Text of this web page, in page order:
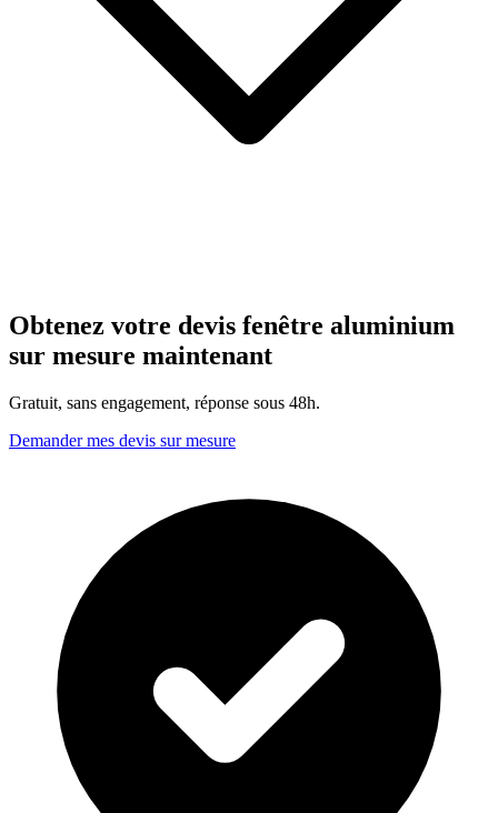
Obtenez votre devis fenêtre aluminium
sur mesure maintenant
Gratuit, sans engagement, réponse sous 48h.
Demander mes devis sur mesure